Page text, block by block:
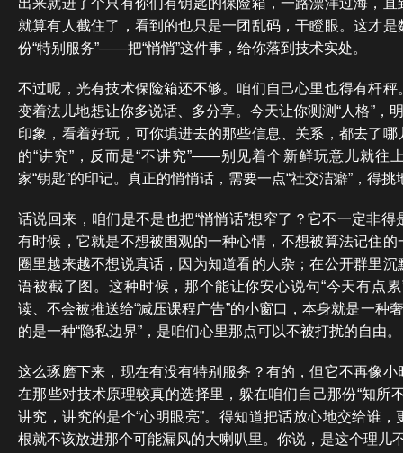
出来就进了个只有你们有钥匙的保险箱，一路漂洋过海，
就算有人截住了，看到的也只是一团乱码，干瞪眼。这才
份“特别服务”——把“悄悄”这件事，给你落到技术实处。
不过呢，光有技术保险箱还不够。咱们自己心里也得有杆
变着法儿地想让你多说话、多分享。今天让你测测“人格”，
印象，看着好玩，可你填进去的那些信息、关系，都去了
的“讲究”，反而是“不讲究”——别见着个新鲜玩意儿就往
家“钥匙”的印记。真正的悄悄话，需要一点“社交洁癖”，得挑
话说回来，咱们是不是也把“悄悄话”想窄了？它不一定非
有时候，它就是不想被围观的一种心情，不想被算法记住
圈里越来越不想说真话，因为知道看的人杂；在公开群里
语被截了图。这种时候，那个能让你安心说句“今天有点
读、不会被推送给“减压课程广告”的小窗口，本身就是一种
的是一种“隐私边界”，是咱们心里那点可以不被打扰的自由。
这么琢磨下来，现在有没有特别服务？有的，但它不再像
在那些对技术原理较真的选择里，躲在咱们自己那份“知所
讲究，讲究的是个“心明眼亮”。得知道把话放心地交给谁
根就不该放进那个可能漏风的大喇叭里。你说，是这个理儿